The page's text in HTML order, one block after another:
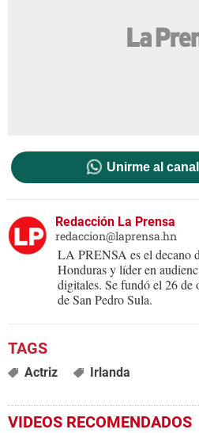
Unirme al
Redacción La Prensa
redaccion@laprensa.hn
LA PRENSA es el decano
Honduras y líder en
digitales. Se fundó el 26 de
de San Pedro Sula.
Actriz Irlanda
VIDEOS RECOMENDADOS